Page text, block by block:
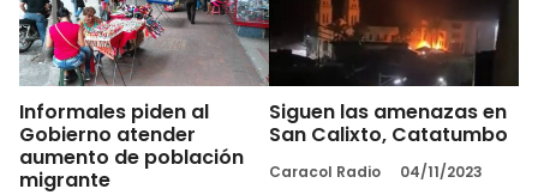
Informales piden al
Gobierno atender
aumento de población
migrante
Siguen las amenazas en
San Calixto, Catatumbo
Caracol Radio 04/11/2023